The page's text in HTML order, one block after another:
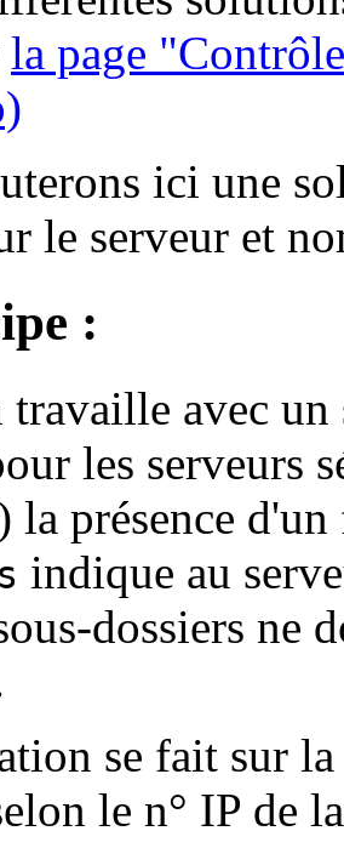
la page
ici une
le serveur et
:
travaille avec
les serveurs
la présence
indique au
dossiers ne
se fait sur
le n° IP de